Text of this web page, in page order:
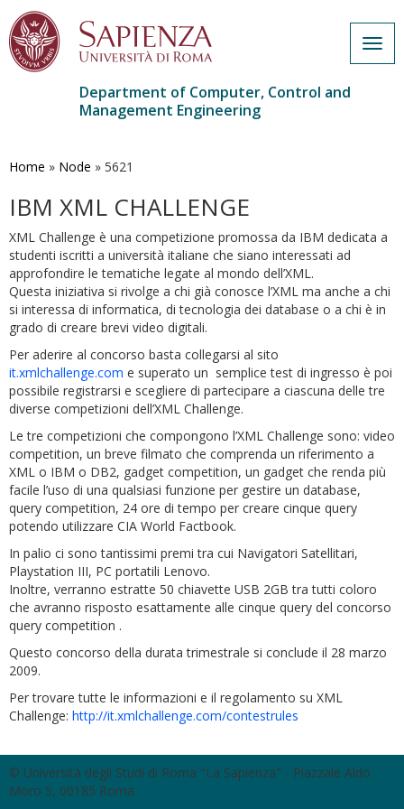
main
Department of Computer, Control and
Management Engineering
Home » Node » 5621
IBM XML CHALLENGE
XML Challenge è una competizione promossa da IBM dedicata a
studenti iscritti a università italiane che siano interessati ad
approfondire le tematiche legate al mondo dell’XML.
Questa iniziativa si rivolge a chi già conosce l’XML ma anche a chi
si interessa di informatica, di tecnologia dei database o a chi è in
grado di creare brevi video digitali.
Per aderire al concorso basta collegarsi al sito
it.xmlchallenge.com e superato un semplice test di ingresso è poi
possibile registrarsi e scegliere di partecipare a ciascuna delle tre
diverse competizioni dell’XML Challenge.
Le tre competizioni che compongono l’XML Challenge sono: video
competition, un breve filmato che comprenda un riferimento a
XML o IBM o DB2, gadget competition, un gadget che renda più
facile l’uso di una qualsiasi funzione per gestire un database,
query competition, 24 ore di tempo per creare cinque query
potendo utilizzare CIA World Factbook.
In palio ci sono tantissimi premi tra cui Navigatori Satellitari,
Playstation III, PC portatili Lenovo.
Inoltre, verranno estratte 50 chiavette USB 2GB tra tutti coloro
che avranno risposto esattamente alle cinque query del concorso
query competition .
Questo concorso della durata trimestrale si conclude il 28 marzo
2009.
Per trovare tutte le informazioni e il regolamento su XML
Challenge: http://it.xmlchallenge.com/contestrules
© Università degli Studi di Roma "La Sapienza" - Piazzale Aldo
Moro 5, 00185 Roma